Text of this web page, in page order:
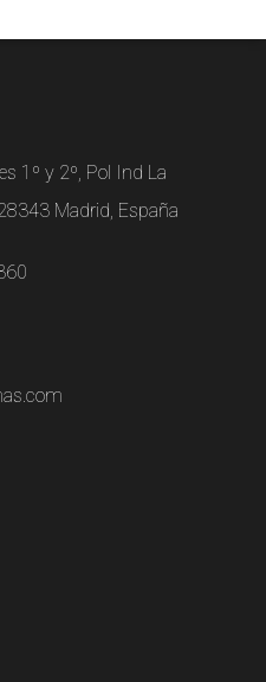
1º y 2º, Pol Ind La
Madrid, España